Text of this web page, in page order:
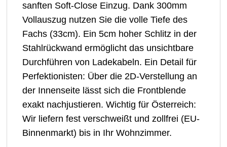
sanften Soft-Close Einzug. Dank 300mm
Vollauszug nutzen Sie die volle Tiefe des
Fachs (33cm). Ein 5cm hoher Schlitz in der
Stahlrückwand ermöglicht das unsichtbare
Durchführen von Ladekabeln. Ein Detail für
Perfektionisten: Über die 2D-Verstellung an
der Innenseite lässt sich die Frontblende
exakt nachjustieren. Wichtig für Österreich:
Wir liefern fest verschweißt und zollfrei (EU-
Binnenmarkt) bis in Ihr Wohnzimmer.